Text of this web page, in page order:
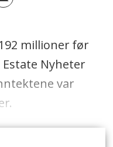
millioner før
Nyheter
var